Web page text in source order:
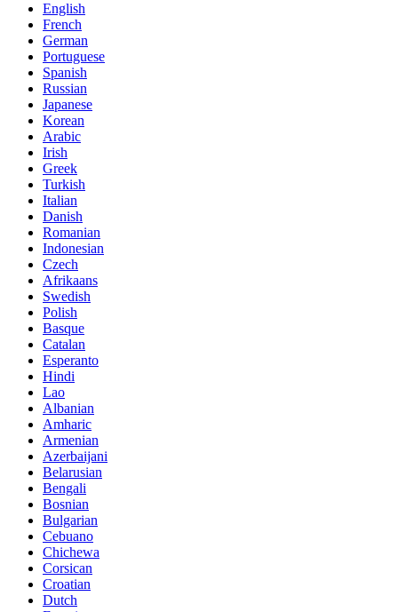
English
French
German
Portuguese
Spanish
Russian
Japanese
Korean
Arabic
Irish
Greek
Turkish
Italian
Danish
Romanian
Indonesian
Czech
Afrikaans
Swedish
Polish
Basque
Catalan
Esperanto
Hindi
Lao
Albanian
Amharic
Armenian
Azerbaijani
Belarusian
Bengali
Bosnian
Bulgarian
Cebuano
Chichewa
Corsican
Croatian
Dutch